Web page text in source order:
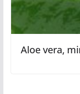
Aloe vera,